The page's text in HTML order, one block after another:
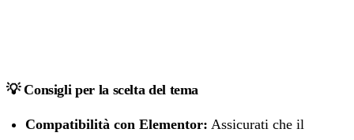
💡 Consigli per la scelta del tema
Compatibilità con Elementor: Assicurati che il